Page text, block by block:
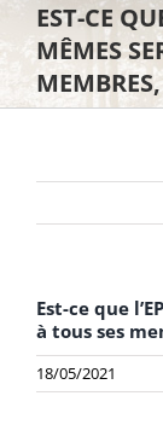
EST-CE
MÊMES
Est-ce que
à tous ses
18/05/2021